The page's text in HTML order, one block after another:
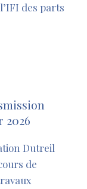
des parts
2026
Dutreil
de